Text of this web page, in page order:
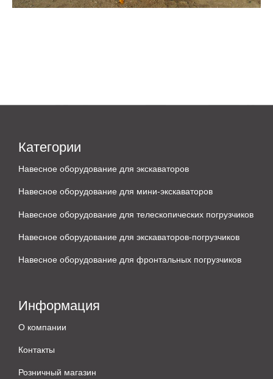
Категории
Навесное оборудование для экскаваторов
Навесное оборудование для мини-экскаваторов
Навесное оборудование для телескопических погрузчиков
Навесное оборудование для экскаваторов-погрузчиков
Навесное оборудование для фронтальных погрузчиков
Информация
О компании
Контакты
Розничный магазин